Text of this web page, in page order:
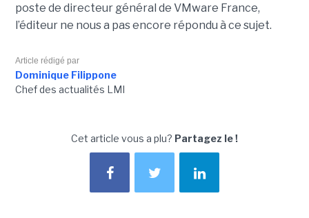
poste de directeur général de VMware France,
l’éditeur ne nous a pas encore répondu à ce sujet.
Article rédigé par
Dominique Filippone
Chef des actualités LMI
Cet article vous a plu? Partagez le !